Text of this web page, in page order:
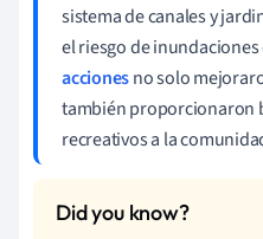
sistema de canales y
el riesgo de
accionesno solo
también proporcionaron
recreativos a la